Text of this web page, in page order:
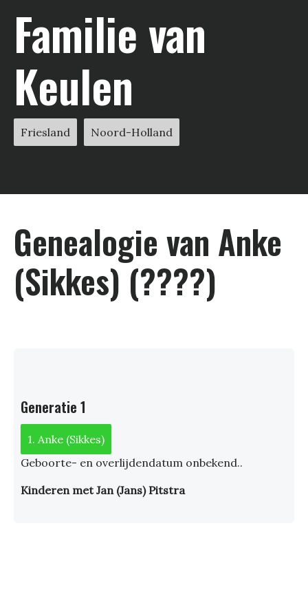
Familie van
Keulen
Friesland Noord-Holland
Genealogie van Anke
(Sikkes) (????)
Generatie 1
1. Anke (Sikkes)
Geboorte- en overlijdendatum onbekend..
Kinderen met Jan (Jans) Pitstra